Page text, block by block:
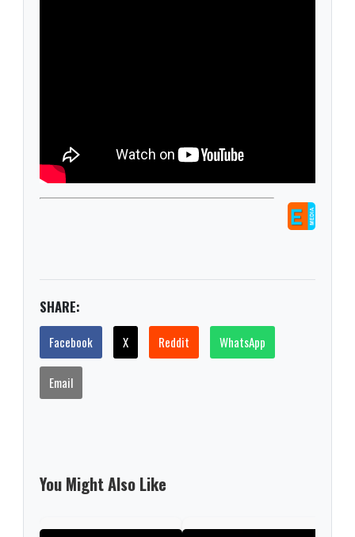
SHARE:
Facebook X Reddit WhatsApp
Email
You Might Also Like